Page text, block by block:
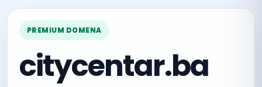
PREMIUM DOMENA
citycentar.ba